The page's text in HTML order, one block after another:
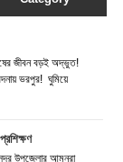
জীবন বড়ই অদ্ভুত!
ভরপুর! ঘুমিয়ে
সদর উপজেলার আমনুরা